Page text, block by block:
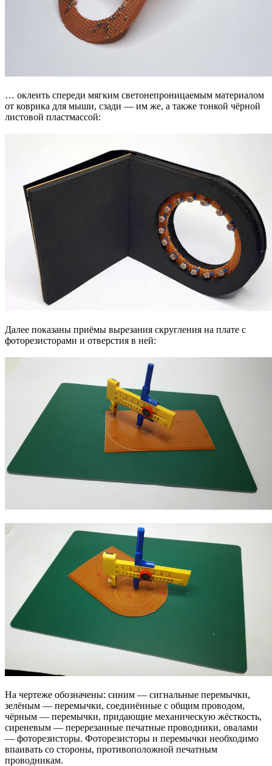
… оклеить спереди мягким светонепроницаемым материалом
от коврика для мыши, сзади — им же, а также тонкой чёрной
листовой пластмассой:
Далее показаны приёмы вырезания скругления на плате с
фоторезисторами и отверстия в ней:
На чертеже обозначены: синим — сигнальные перемычки,
зелёным — перемычки, соединённые с общим проводом,
чёрным — перемычки, придающие механическую жёсткость,
сиреневым — перерезанные печатные проводники, овалами
— фоторезисторы. Фоторезисторы и перемычки необходимо
впаивать со стороны, противоположной печатным
проводникам.